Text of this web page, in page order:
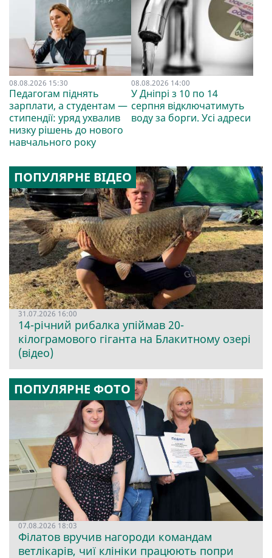
08.08.2026 15:30
Педагогам піднять
зарплати, а студентам —
стипендії: уряд ухвалив
низку рішень до нового
навчального року
08.08.2026 14:00
У Дніпрі з 10 по 14
серпня відключатимуть
воду за борги. Усі адреси
ПОПУЛЯРНЕ ВІДЕО
31.07.2026 16:00
14-річний рибалка упіймав 20-
кілограмового гіганта на Блакитному озері
(відео)
ПОПУЛЯРНЕ ФОТО
07.08.2026 18:03
Філатов вручив нагороди командам
ветлікарів, чиї клініки працюють попри